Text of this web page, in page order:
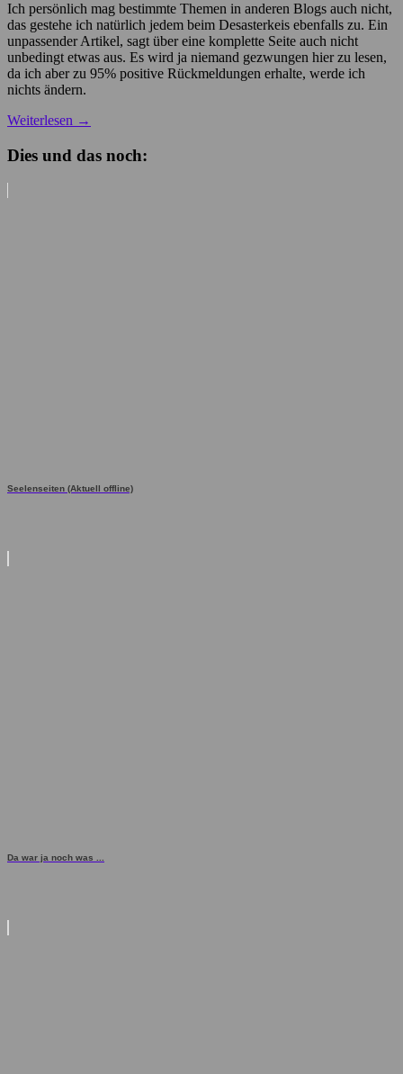
Ich persönlich mag bestimmte Themen in anderen Blogs auch nicht,
das gestehe ich natürlich jedem beim Desasterkeis ebenfalls zu. Ein
unpassender Artikel, sagt über eine komplette Seite auch nicht
unbedingt etwas aus. Es wird ja niemand gezwungen hier zu lesen,
da ich aber zu 95% positive Rückmeldungen erhalte, werde ich
nichts ändern.
Weiterlesen →
Dies und das noch:
Seelenseiten (Aktuell offline)
Da war ja noch was ...